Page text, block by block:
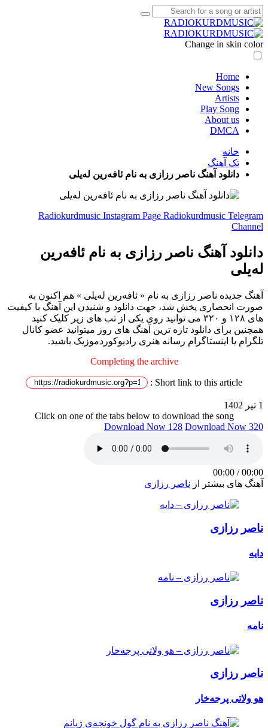
Change in skin color
Home
New Songs
Artists
Play Song
About us
DMCA
خانه
تک آهنگ
دانلود آهنگ ناصر رزازی به نام ئافەرین لەیلی
Radiokurdmusic Instagram Page Radiokurdmusic Telegram
Channel
دانلود آهنگ ناصر رزازی به نام ئافەرین
لەیلی
آهنگ جدیده ناصر رزازی به نام « ئافەرین لەیلی » هم اکنون به
صورت انحصاری پخش شد، جهت دانلود و شنیدن این آهنگ با کیفیت
های ۱۲۸ و ۳۲۰ می توانید روی یکی از تب های زیر کلیک کنید
همچنین برای دانلود تازه ترین آهنگ های روز میتوانید عضو کانال
تلگرام یا اینستاگرام رسانه هنری رادیوکوردموزیک باشید.
Completing the archive
Short link to this article :
1 تیر 1402
Click on one of the tabs below to download the song
Download Now 128 Download Now 320
00:00
/
00:00
آهنگ های بیشتر از ناصر رزازی
ناصر رزازی
دایه
ناصر رزازی
نامە
ناصر رزازی
هو ولاتی پرجەخار